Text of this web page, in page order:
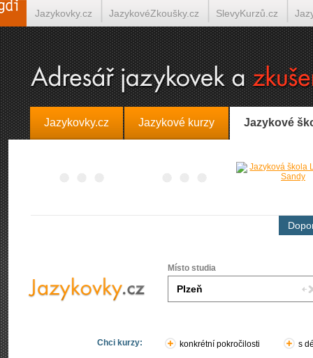
Jazykovky.cz Jazykové kurzy Jazykové
Místo studia
Chci kurzy: konkrétní pokročilosti s
Jazykovky.cz JazykovéZkoušky.cz SlevyKurzů.cz
Španělština on-line Italština on-line Tlumočení-